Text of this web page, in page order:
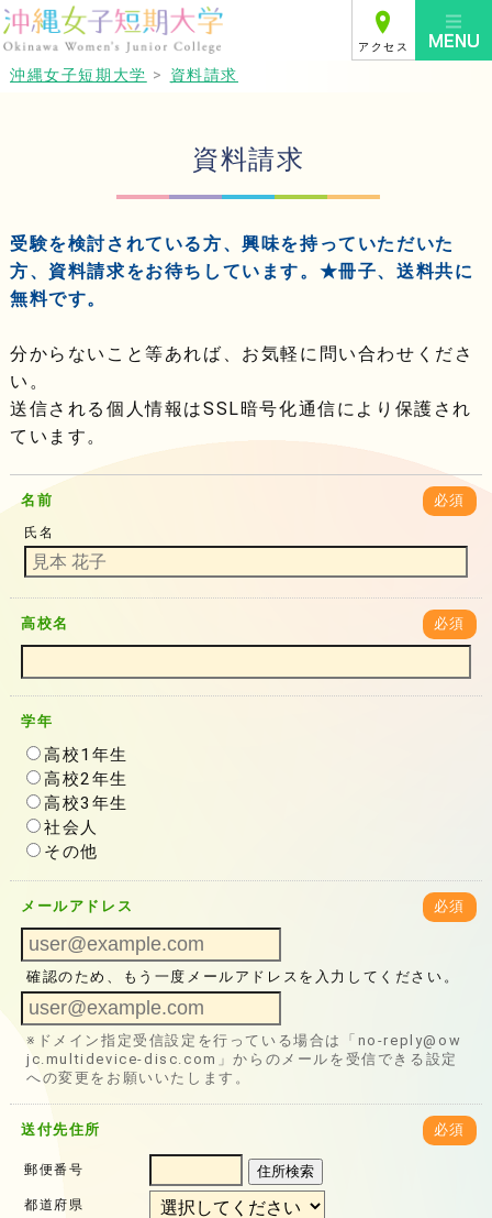
アクセス
沖縄女子短期大学 > 資料請求
資料請求
受験を検討されている方、興味を持っていただいた
方、資料請求をお待ちしています。★冊子、送料共に
無料です。
分からないこと等あれば、お気軽に問い合わせくださ
い。
送信される個人情報はSSL暗号化通信により保護され
ています。
名前 必須
氏名
高校名 必須
学年
高校1年生
高校2年生
高校3年生
社会人
その他
メールアドレス 必須
確認のため、もう一度メールアドレスを入力してください。
※ドメイン指定受信設定を行っている場合は「no-reply@ow
jc.multidevice-disc.com」からのメールを受信できる設定
への変更をお願いいたします。
送付先住所 必須
郵便番号 住所検索
都道府県